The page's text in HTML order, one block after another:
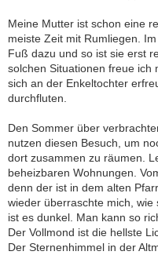
Meine Mutter ist schon eine
meiste Zeit mit Rumliegen.
Fuß dazu und so ist sie erst
solchen Situationen freue ich
sich an der Enkeltochter
durchfluten.
Den Sommer über
nutzen diesen Besuch, um
dort zusammen zu räumen.
beheizbaren Wohnungen.
denn der ist in dem alten
wieder überraschte mich,
ist es dunkel. Man kann so
Der Vollmond ist die hellste
Der Sternenhimmel in der